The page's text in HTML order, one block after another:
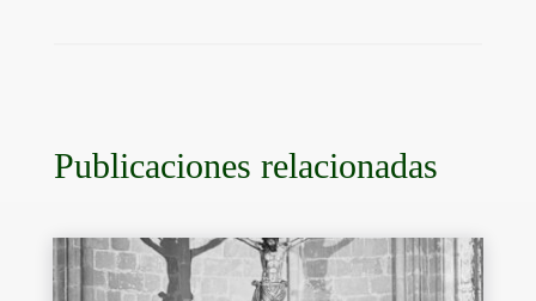
Publicaciones relacionadas